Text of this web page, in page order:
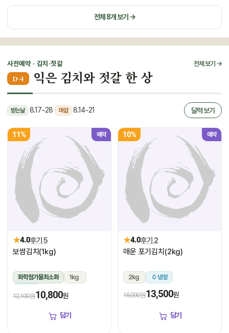
전체 8개 보기 →
사전예약 · 김치·젓갈 전체 보기 →
D-4 익은 김치와 젓갈 한 상
받는날 8.17~28· 마감 8.14~21 달력 보기
11% 예약
★4.0후기 5
보쌈김치(1kg)
화학첨가물최소화
1kg
12,100원10,800원
담기
10% 예약
★4.0후기 2
매운 포기김치(2kg)
2kg 냉장
15,000원13,500원
담기